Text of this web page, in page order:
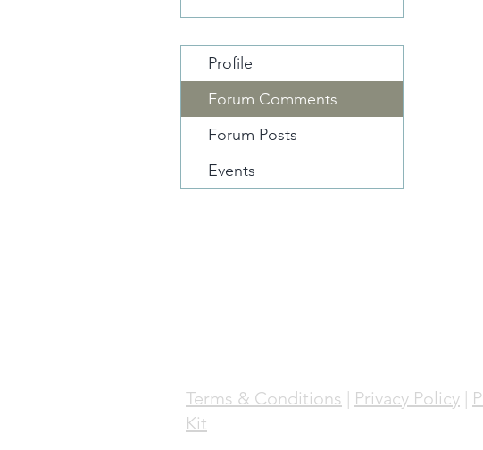
Profile
Forum Comments
Forum Posts
Events
Terms & Conditions | Privacy Policy |
Kit